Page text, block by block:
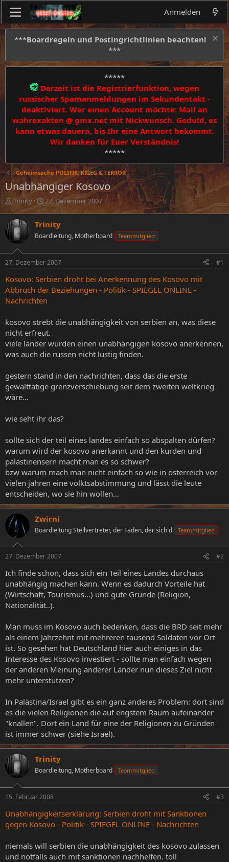
Anmelden
***Boardregeln und Postingrichtlinien beachten!
***
*****
Derzeit ist die Registrierfunktion, wegen
russischer Spamanmeldungen im Sekundentakt -
deaktiviert. Wer einen Account möchte: Mail an
wahrexakten @ gmx.net mit Nickwunsch. Geduld, es
kann etwas dauern, bis Ihr eine Antwort bekommt.
Wir danken für Euer Verständnis!
*****
Geheimsache POLITIK, KRIEG & TERROR
Unabhängiger Kosovo
E
s
t
e
l
l
e
Trinity
E
r
t
e
l
t
m
27. Dezember 2007
Trinity
Boardleitung, Motherboard Teammitglied
27. Dezember 2007 #1
Kosovo: Serbien droht bei Anerkennung des Kosovo mit
Abbruch der Beziehungen - Politik - SPIEGEL ONLINE -
Nachrichten
kosovo strebt die unabhängigkeit von serbien an, was diese
nicht erfreut.
viele länder würden einen unabhängigen kosovo anerkennen,
was auch die russen nicht lustig finden.
gestern stand in den nachrichten, dass das die erste
gewalttätige grenzverschiebung seit dem zweiten weltkrieg
wäre...
wie seht ihr das?
sollte sich der teil eines landes einfach so abspalten dürfen?
warum wird der kosovo anerkannt und den kurden und
palästinensern macht man es so schwer?
bzw warum mach man nicht einfach so wie in österreich vor
vielen jahren eine volktsabstimmung und lässt die leute
entscheiden, wo sie hin wollen...
Zwirni
Boardleitung Stellvertreter, der Faden, der sich d Teammitglied
27. Dezember 2007 #2
Ich finde schon, dass sich ein Teil eines Landes durchaus
unabhängig machen kann. Wenn es dadurch Vorteile hat
(Wirtschaft, Tourismus...) und gute Gründe (Religion,
Nationalität..).
Man muss im Kosovo auch bedenken, dass die BRD seit mehr
als einem Jahrzehnt mit mehreren tausend Soldaten vor Ort
ist. So gesehen hat Deutschland hier auch einiges in das
Interesse des Kosovo investiert - sollte man einfach wegen
der anderen Meinung anderer Länder nun dieses Ziel nicht
mehr unterstützen?
In Palästina/Israel gibt es ein ganz anderes Problem: dort sind
es die vielen Religionen die auf engstem Raum aufeinander
"knallen". Dort ein Land für eine der Religionen zu Gründen
ist immer schwer (siehe Israel).
Trinity
Boardleitung, Motherboard Teammitglied
15. Februar 2008 #3
Unabhängigkeitserklärung: Serbien droht mit Sanktionen
gegen Kosovo - Politik - SPIEGEL ONLINE - Nachrichten
niemals will serbien die unabhängigkeit des kosovo zulassen
und notfalls auch mit sanktionen nachhelfen. toll